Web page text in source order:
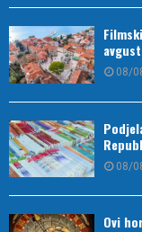
08/
08/
Ovi